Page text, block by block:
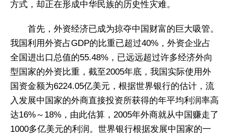
方式，却正在形成中华民族的历史性灾难。
首先，外资经济已成为掠夺中国财富的巨大吸管。
我国利用外资占GDP的比重已超过40%，外资企业占
全国进出口总值的55.48%，已远远超过许多经济外向
型国家的外资比重，截至2005年底，我国实际使用外
国资金额为6224.05亿美元，根据世界银行的估计，流
入发展中国家的外商直接投资所获得的年平均利润率高
达16%～18%，由此估算，2005年外商就从中国赚走了
1000多亿美元的利润。世界银行根据发展中国家的一